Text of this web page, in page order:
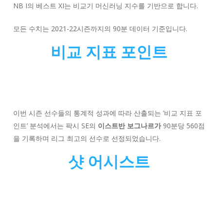
NB I의 베스트 XI는 비교기 머신러닝 지수를 기반으로 합니다.
모든 수치는 2021-22시즌까지의 90분 데이터 기준입니다.
비교 지표 포인트
이번 시즌 선수들의 통계적 성과에 따라 산출되는 ‘비교 지표 포
인트’ 분석에서는 팍시 SE의 이스트반 보그나르가90분당 560점
을 기록하며 리그 최고의 선수로 선정되었습니다.
샷 어시스트